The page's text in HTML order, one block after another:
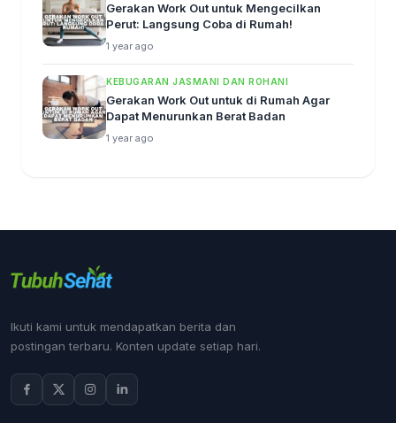
Gerakan Work Out untuk Mengecilkan
Perut: Langsung Coba di Rumah!
1 year ago
KEBUGARAN JASMANI DAN ROHANI
Gerakan Work Out untuk di Rumah Agar
Dapat Menurunkan Berat Badan
1 year ago
Ikuti kami untuk mendapatkan berita dan
postingan terbaru. Konten update setiap hari.